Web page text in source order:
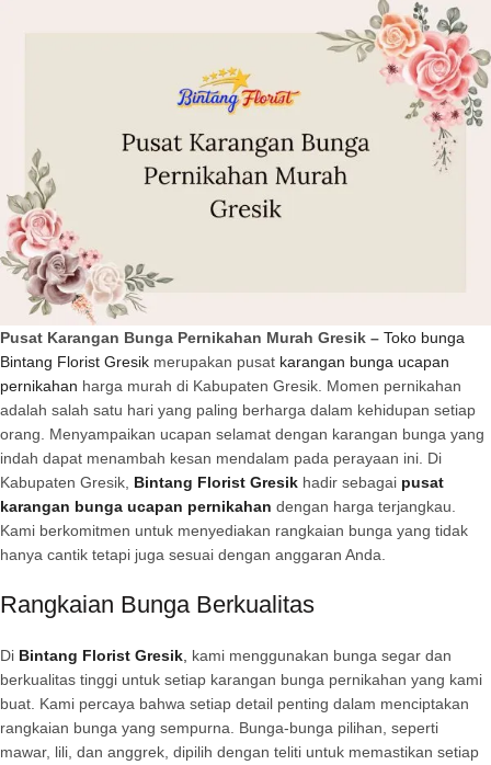
Pusat Karangan Bunga Pernikahan Murah Gresik – Toko bunga
Bintang Florist Gresik merupakan pusat karangan bunga ucapan
pernikahan harga murah di Kabupaten Gresik. Momen pernikahan
adalah salah satu hari yang paling berharga dalam kehidupan setiap
orang. Menyampaikan ucapan selamat dengan karangan bunga yang
indah dapat menambah kesan mendalam pada perayaan ini. Di
Kabupaten Gresik, Bintang Florist Gresik hadir sebagai pusat
karangan bunga ucapan pernikahan dengan harga terjangkau.
Kami berkomitmen untuk menyediakan rangkaian bunga yang tidak
hanya cantik tetapi juga sesuai dengan anggaran Anda.
Rangkaian Bunga Berkualitas
Di Bintang Florist Gresik kami menggunakan bunga segar dan
berkualitas tinggi untuk setiap karangan bunga pernikahan yang kami
buat. Kami percaya bahwa setiap detail penting dalam menciptakan
rangkaian bunga yang sempurna. Bunga-bunga pilihan, seperti
mawar, lili, dan anggrek, dipilih dengan teliti untuk memastikan setiap